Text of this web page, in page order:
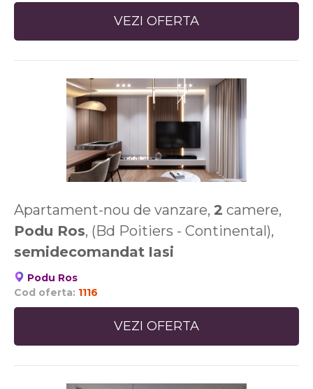
VEZI OFERTA
Apartament-nou de vanzare, 2 camere,
Podu Ros, (Bd Poitiers - Continental),
semidecomandat Iasi
Podu Ros
Cod oferta: 1116
VEZI OFERTA